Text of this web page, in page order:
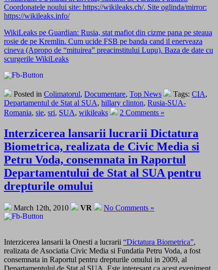
Coordonatele noului site: https://wikileaks.ch/. Site oglinda/mirror:
https://wikileaks.info/
WikiLeaks pe Guardian: Rusia, stat mafiot din cizme pana pe steaua
rosie de pe Kremlin. Cum ucide FSB pe banda cand il enerveaza
cineva (Apropo de “mituirea” preacinstitului Lupu). Baza de date cu
scurgerile WikiLeaks
Posted in Colimatorul, Documentare, Top News Tags: CIA,
Departamentul de Stat al SUA, hillary clinton, Rusia-SUA-
Romania, sie, sri, SUA, wikileaks 2 Comments »
Interzicerea lansarii lucrarii Dictatura
Biometrica, realizata de Civic Media si
Petru Voda, consemnata in Raportul
Departamentului de Stat al SUA pentru
drepturile omului
March 12th, 2010 VR No Comments »
Interzicerea lansarii la Onesti a lucrarii “Dictatura Biometrica”,
realizata de Asociatia Civic Media si Fundatia Petru Voda, a fost
consemnata in Raportul pentru drepturile omului in 2009, al
Departamentului de Stat al SUA. Este interesant ca acest eveniment